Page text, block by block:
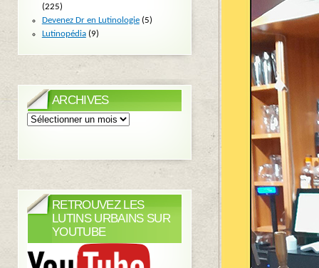
(225)
Devenez Dr en Lutinologie(5)
Lutinopédia(9)
ARCHIVES
Archives
RETROUVEZ LES
LUTINS URBAINS SUR
YOUTUBE